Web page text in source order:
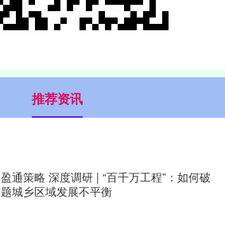
推荐资讯
盈通策略 深度调研 | “百千万工程”：如何破
题城乡区域发展不平衡